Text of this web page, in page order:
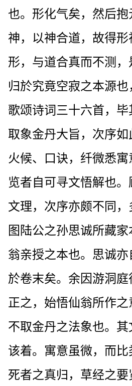
也。形化气矣，然后
神，以神合道，故得
形，与道合真而不测
归於究竟空寂之本源
歌颂诗词三十六首，
取象金丹大旨，次序如
火候、口诀，纤微悉寓
览者自可寻文悟解也。
文理，次序亦颇不同
图陆公之孙思诚所藏
翁亲授之本也。思诚
於卷末矣。余因游洞
正之，始悟仙翁所作
不取金丹之法象也。
该着。寓意虽微，而
死者之真归，草经之